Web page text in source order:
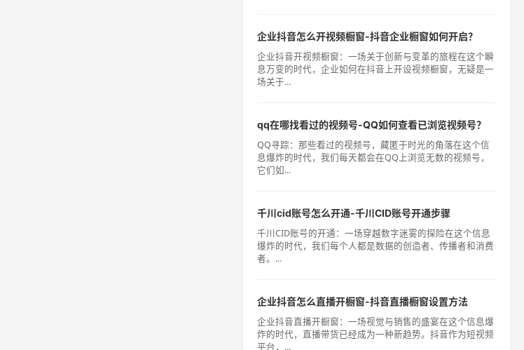
企业抖音怎么开视频橱窗-抖音企业橱窗如何开启？
企业抖音开视频橱窗：一场关于创新与变革的旅程在这个瞬
息万变的时代，企业如何在抖音上开设视频橱窗，无疑是一
场关于...
qq在哪找看过的视频号-QQ如何查看已浏览视频号？
QQ寻踪：那些看过的视频号，藏匿于时光的角落在这个信
息爆炸的时代，我们每天都会在QQ上浏览无数的视频号，
它们如...
千川cid账号怎么开通-千川CID账号开通步骤
千川CID账号的开通：一场穿越数字迷雾的探险在这个信息
爆炸的时代，我们每个人都是数据的创造者、传播者和消费
者。...
企业抖音怎么直播开橱窗-抖音直播橱窗设置方法
企业抖音直播开橱窗：一场视觉与销售的盛宴在这个信息爆
炸的时代，直播带货已经成为一种新趋势。抖音作为短视频
平台，...